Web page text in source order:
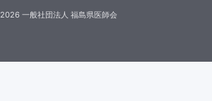
2026一般社団法人 福島県医師会